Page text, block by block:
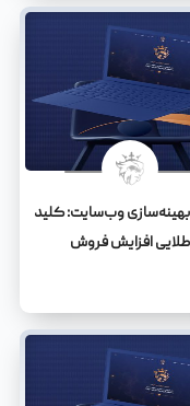
وب‌سایت: کلید
طلایی افزایش فروش